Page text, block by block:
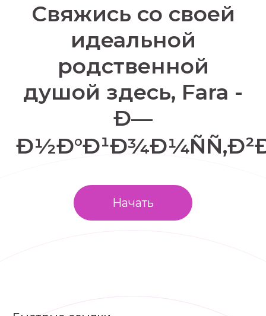
Свяжись со своей
идеальной
родственной
душой здесь, Fara -
Ð—
Начать